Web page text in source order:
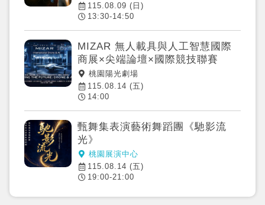
115.08.09 (日)
13:30-14:50
MIZAR 無人載具與人工智慧國際
商展×尖端論壇×國際競技聯賽
桃園陽光劇場
115.08.14 (五)
14:00
甄舞集表演藝術舞蹈團《馳影流
光》
桃園展演中心
115.08.14 (五)
19:00-21:00